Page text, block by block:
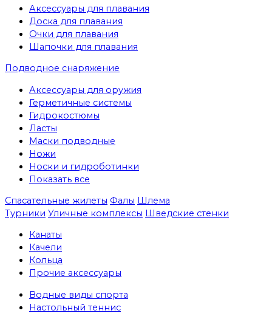
Аксессуары для плавания
Доска для плавания
Очки для плавания
Шапочки для плавания
Подводное снаряжение
Аксессуары для оружия
Герметичные системы
Гидрокостюмы
Ласты
Маски подводные
Ножи
Носки и гидроботинки
Показать все
Спасательные жилеты Фалы Шлема
Турники Уличные комплексы Шведские стенки
Канаты
Качели
Кольца
Прочие аксессуары
Водные виды спорта
Настольный теннис